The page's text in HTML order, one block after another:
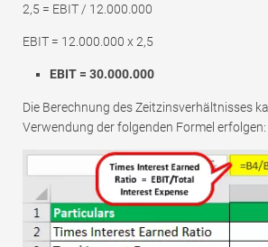
2,5 = EBIT / 12.000.000
EBIT = 12.000.000 x 2,5
EBIT = 30.000.000
Die Berechnung des Zeitzinsverhältnisses
Verwendung der folgenden Formel erfolgen: